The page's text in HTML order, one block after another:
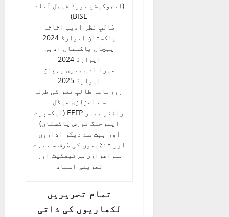
(ایجوکیشن بورڈ فیصل آباد
BISE)
طالبِ نظر ادیب اثاثہ
پاکستان ایوارڈ 2024
پہچان پاکستان ادبی
ایوارڈ 2024
میرا ادب میری پہچان
ایوارڈ 2025
روزنامہ طالبِ نظر کی طرف
سے اعزازی میڈل
رائٹر ممبر EEFP (ایکسپرٹ
ایمرجنگ فورس پاکستان)
اور بہت سے دیگر اداروں
اور تنظیموں کی طرف سے بہت
سے اعزازی سرٹیفکیٹ اور
تعریفی اسناد
تمام تحریریں
لکھاریوں کی ذاتی